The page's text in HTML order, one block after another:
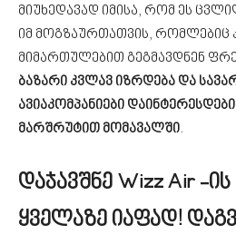
მიუხედავად იმისა, რომ ეს
იმ მოგზაურთათვის, რომლებიც
მიმართულებით გეგმავდნენ
ბაზარი კვლავ იზრდება და
ავიაკომპანიები
მარშრუტით მომავალში.
დაჯავშნე Wizz Air -
ყველაზე იაფად!